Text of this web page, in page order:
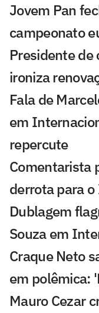
Jovem Pan
campeonato
Presidente de
ironiza
Fala de
em
repercute
Comentarista
derrota para
Dublagem
Souza em
Craque Neto
em polêmica:
Mauro Cezar